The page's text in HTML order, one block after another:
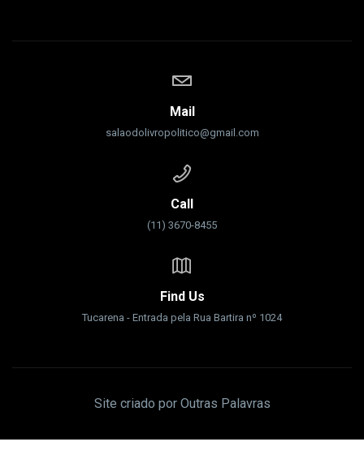
Mail
salaodolivropolitico@gmail.com
Call
(11) 3670-8455
Find Us
Tucarena - Entrada pela Rua Bartira nº 1024
Site criado por Outras Palavras